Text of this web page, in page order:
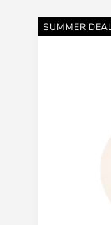
SUMMER DEAL